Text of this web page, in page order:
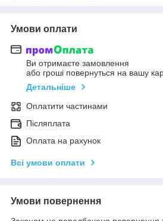
Умови оплати
Ви отримаєте замовлення
або гроші повернуться на вашу
Детальніше
Оплатити частинами
Післяплата
Оплата на рахунок
Всі умови оплати
Умови повернення